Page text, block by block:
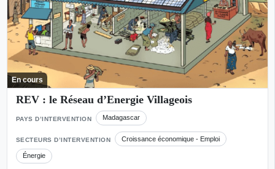
En cours
REV : le Réseau d’Energie Villageois
PAYS D’INTERVENTION Madagascar
SECTEURS D’INTERVENTION Croissance économique - Emploi
Énergie